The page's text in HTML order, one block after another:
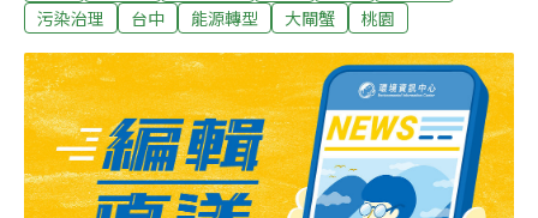
願板，表示會保持聯繫。針對綠色和平提出碳定價要從每
噸從300元起徵，環保署強調這無法用喊價的方式來制
定。（聯合報、聯合報、公視新聞報導）
污染治理
台中 能源轉型 大閘蟹 桃園